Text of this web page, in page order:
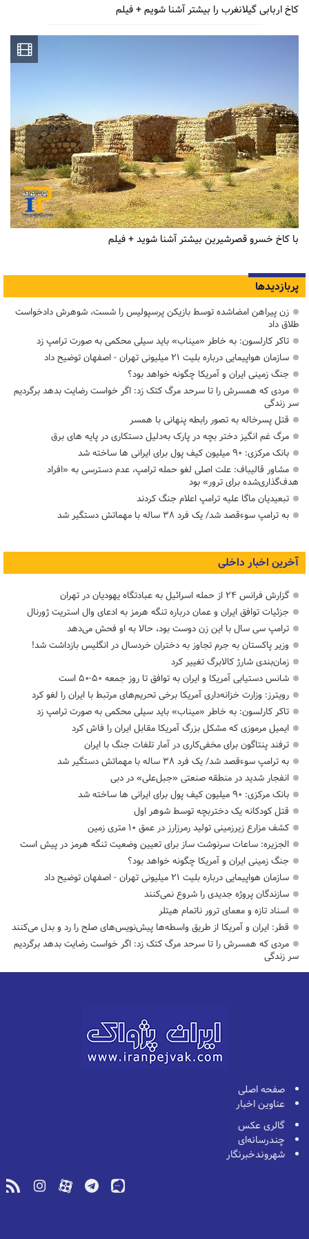
کاخ اربابی گیلانغرب را بیشتر آشنا شویم + فیلم
با کاخ خسرو قصرشیرین بیشتر آشنا شوید + فیلم
پربازدیدها
زن پیراهن امضاشده توسط بازیکن پرسپولیس را شست، شوهرش دادخواست
طلاق داد
تاکر کارلسون: به خاطر «میناب» باید سیلی محکمی به صورت ترامپ زد
سازمان هواپیمایی درباره بلیت ۲۱ میلیونی تهران - اصفهان توضیح داد
جنگ زمینی ایران و آمریکا چگونه خواهد بود؟
مردی که همسرش را تا سرحد مرگ کتک زد: اگر خواست رضایت بدهد برگردیم
سر زندگی
قتل پسرخاله به تصور رابطه پنهانی با همسر
مرگ غم انگیز دختر بچه در پارک به‌دلیل دستکاری در پایه های برق
بانک مرکزی: ۹۰ میلیون کیف پول برای ایرانی ها ساخته شد
مشاور قالیباف: علت اصلی لغو حمله ترامپ، عدم دسترسی به «افراد
هدف‌گذاری‌شده برای ترور» بود
تبعیدیان ماگا علیه ترامپ اعلام جنگ کردند
به ترامپ سوءقصد شد/ یک فرد ۳۸ ساله با مهماتش دستگیر شد
آخرین اخبار داخلی
گزارش فرانس ۲۴ از حمله اسرائیل به عبادتگاه یهودیان در تهران
جزئیات توافق ایران و عمان درباره تنگه هرمز به ادعای وال استریت ژورنال
ترامپ سی سال با این زن دوست بود، حالا به او فحش می‌دهد
وزیر پاکستان به جرم تجاوز به دختران خردسال در انگلیس بازداشت شد!
زمان‌بندی شارژ کالابرگ تغییر کرد
شانس دستیابی آمریکا و ایران به توافق تا روز جمعه ۵۰-۵۰ است
رویترز: وزارت خزانه‌داری آمریکا برخی تحریم‌های مرتبط با ایران را لغو کرد
تاکر کارلسون: به خاطر «میناب» باید سیلی محکمی به صورت ترامپ زد
ایمیل مرموزی که مشکل بزرگ آمریکا مقابل ایران را فاش کرد
ترفند پنتاگون برای مخفی‌کاری در آمار تلفات جنگ با ایران
به ترامپ سوءقصد شد/ یک فرد ۳۸ ساله با مهماتش دستگیر شد
انفجار شدید در منطقه صنعتی «جبل‌علی» در دبی
بانک مرکزی: ۹۰ میلیون کیف پول برای ایرانی ها ساخته شد
قتل کودکانه یک دختربچه توسط شوهر اول
کشف مزارع زیرزمینی تولید رمرزارز در عمق ۱۰ متری زمین
الجزیره: ساعات سرنوشت ساز برای تعیین وضعیت تنگه هرمز در پیش است
جنگ زمینی ایران و آمریکا چگونه خواهد بود؟
سازمان هواپیمایی درباره بلیت ۲۱ میلیونی تهران - اصفهان توضیح داد
سازندگان پروژه جدیدی را شروع نمی‌کنند
اسناد تازه و معمای ترور ناتمام هیتلر
قطر: ایران و آمریکا از طریق واسطه‌ها پیش‌نویس‌های صلح را رد و بدل می‌کنند
مردی که همسرش را تا سرحد مرگ کتک زد: اگر خواست رضایت بدهد برگردیم
سر زندگی
صفحه اصلی
عناوین اخبار
گالری عکس
چندرسانه‌ای
شهروندخبرنگار